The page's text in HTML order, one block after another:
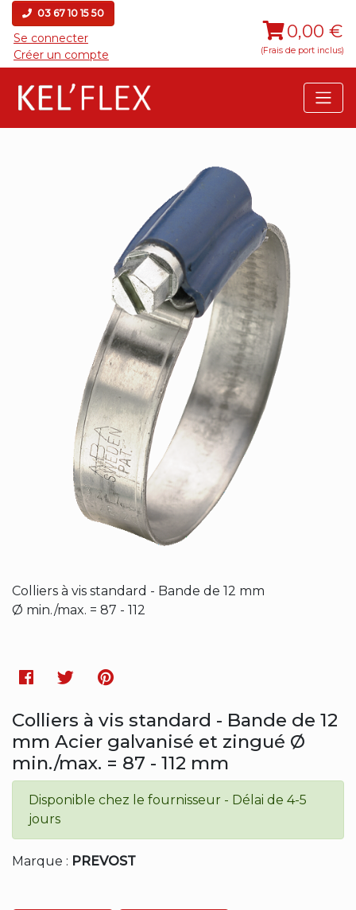
03 67 10 15 50
Se connecter
Créer un compte
0,00 €
(Frais de port inclus)
Colliers à vis standard - Bande de 12 mm
Ø min./max. = 87 - 112
Facebook
TwitterPinterest
Colliers à vis standard - Bande de 12
mm Acier galvanisé et zingué Ø
min./max. = 87 - 112 mm
Disponible chez le fournisseur - Délai de 4-5
jours
Marque : PREVOST